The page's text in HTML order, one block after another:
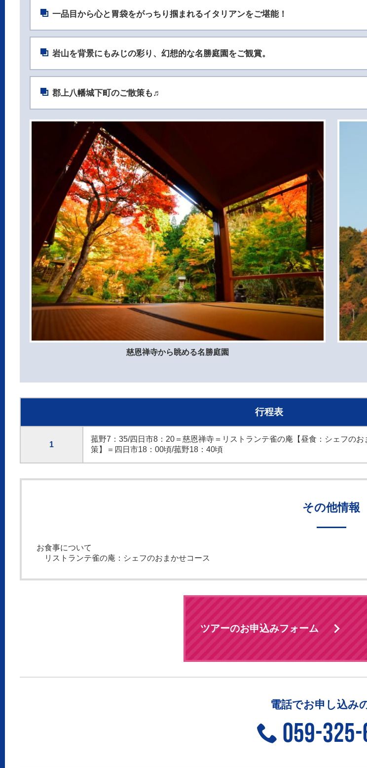
一品目から心と胃袋をがっちり掴まれるイタリアンをご堪能！
岩山を背景にもみじの彩り、幻想的な名勝庭園をご観賞。
郡上八幡城下町のご散策も♬
慈恩禅寺から眺める名勝庭園
行程表
1
菰野7：35/四日市8：20＝慈恩禅寺＝リストランテ雀の庵【昼食：シェフの
策】＝四日市18：00頃/菰野18：40頃
その他情報
お食事について
リストランテ雀の庵：シェフのおまかせコース
ツアーのお申込みフォーム
電話でお申し込み
059-